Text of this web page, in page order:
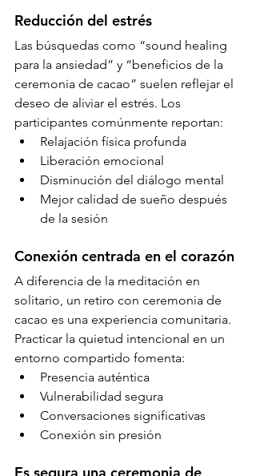
Reducción del estrés
Las búsquedas como “sound healing
para la ansiedad” y “beneficios de la
ceremonia de cacao” suelen reflejar el
deseo de aliviar el estrés. Los
participantes comúnmente reportan:
Relajación física profunda
Liberación emocional
Disminución del diálogo mental
Mejor calidad de sueño después
de la sesión
Conexión centrada en el corazón
A diferencia de la meditación en
solitario, un retiro con ceremonia de
cacao es una experiencia comunitaria.
Practicar la quietud intencional en un
entorno compartido fomenta:
Presencia auténtica
Vulnerabilidad segura
Conversaciones significativas
Conexión sin presión